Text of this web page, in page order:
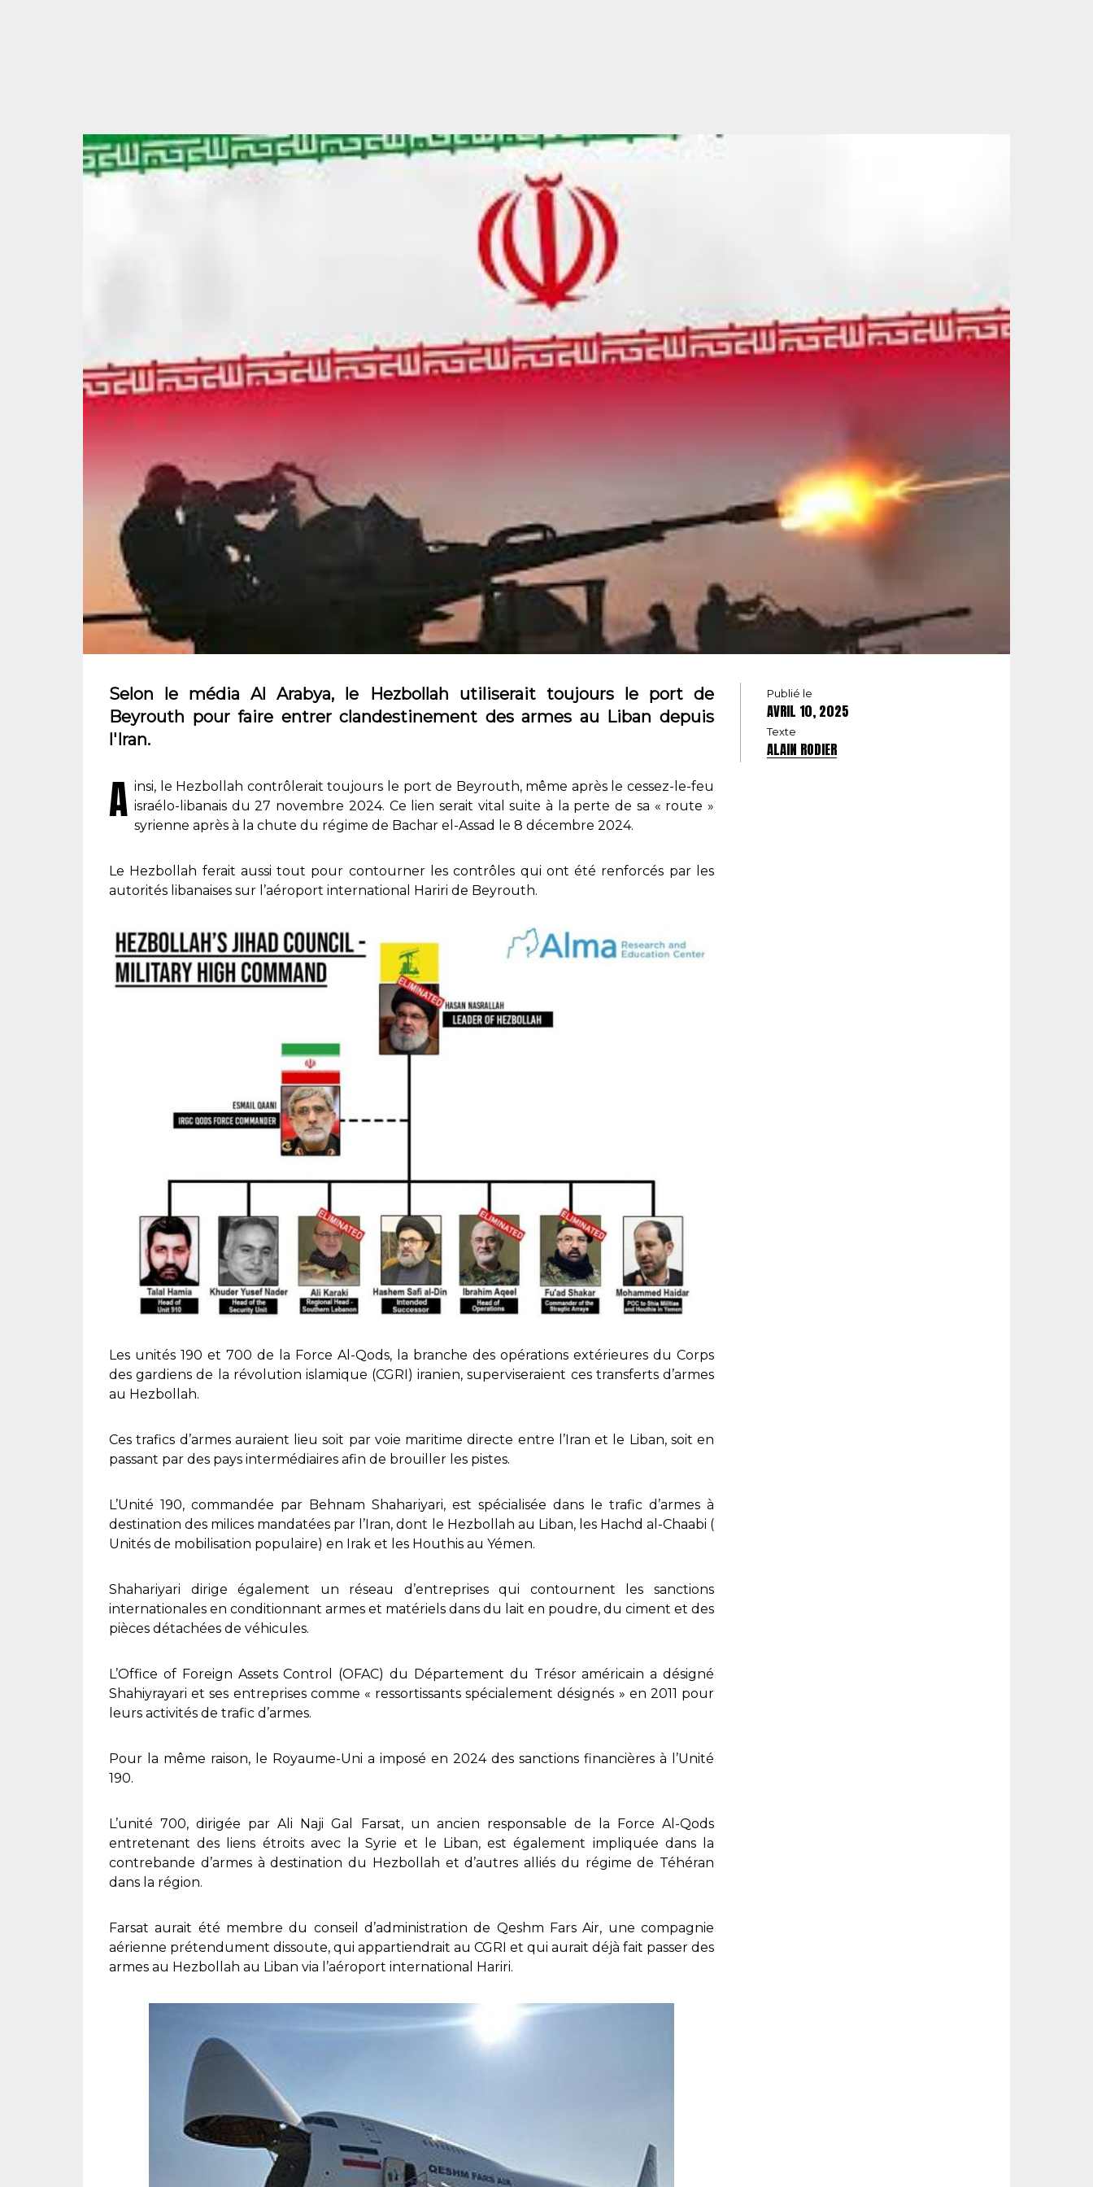
Selon le média Al Arabya, le Hezbollah utiliserait toujours le port de
Beyrouth pour faire entrer clandestinement des armes au Liban depuis
l'Iran.
A insi, le Hezbollah contrôlerait toujours le port de Beyrouth, même après le cessez-le-feu
israélo-libanais du 27 novembre 2024. Ce lien serait vital suite à la perte de sa « route »
syrienne après à la chute du régime de Bachar el-Assad le 8 décembre 2024.
Le Hezbollah ferait aussi tout pour contourner les contrôles qui ont été renforcés par les
autorités libanaises sur l’aéroport international Hariri de Beyrouth.
Les unités 190 et 700 de la Force Al-Qods, la branche des opérations extérieures du Corps
des gardiens de la révolution islamique (CGRI) iranien, superviseraient ces transferts d’armes
au Hezbollah.
Ces trafics d’armes auraient lieu soit par voie maritime directe entre l’Iran et le Liban, soit en
passant par des pays intermédiaires afin de brouiller les pistes.
L’Unité 190, commandée par Behnam Shahariyari, est spécialisée dans le trafic d’armes à
destination des milices mandatées par l’Iran, dont le Hezbollah au Liban, les Hachd al-Chaabi (
Unités de mobilisation populaire) en Irak et les Houthis au Yémen.
Shahariyari dirige également un réseau d’entreprises qui contournent les sanctions
internationales en conditionnant armes et matériels dans du lait en poudre, du ciment et des
pièces détachées de véhicules.
L’Office of Foreign Assets Control (OFAC) du Département du Trésor américain a désigné
Shahiyrayari et ses entreprises comme « ressortissants spécialement désignés » en 2011 pour
leurs activités de trafic d’armes.
Pour la même raison, le Royaume-Uni a imposé en 2024 des sanctions financières à l’Unité
190.
L’unité 700, dirigée par Ali Naji Gal Farsat, un ancien responsable de la Force Al-Qods
entretenant des liens étroits avec la Syrie et le Liban, est également impliquée dans la
contrebande d’armes à destination du Hezbollah et d’autres alliés du régime de Téhéran
dans la région.
Farsat aurait été membre du conseil d’administration de Qeshm Fars Air, une compagnie
aérienne prétendument dissoute, qui appartiendrait au CGRI et qui aurait déjà fait passer des
armes au Hezbollah au Liban via l’aéroport international Hariri.
Publié le
AVRIL 10, 2025
Texte
ALAIN RODIER